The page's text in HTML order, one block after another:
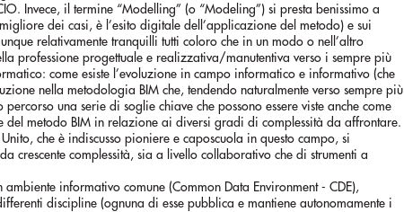
Invece, il termine “Modelling” (o “Modeling”) si presta benissimo a
dei casi, è l’esito digitale dell’applicazione del metodo) e sui
relativamente tranquilli tutti coloro che in un modo o nell’altro
professione progettuale e realizzativa/manutentiva verso i sempre più
come esiste l’evoluzione in campo informatico e informativo (che
nella metodologia BIM che, tendendo naturalmente verso sempre più
una serie di soglie chiave che possono essere viste anche come
metodo BIM in relazione ai diversi gradi di complessità da affrontare.
che è indiscusso pioniere e caposcuola in questo campo, si
crescente complessità, sia a livello collaborativo che di strumenti a
informativo comune (Common Data Environment - CDE),
discipline (ognuna di esse pubblica e mantiene autonomamente i